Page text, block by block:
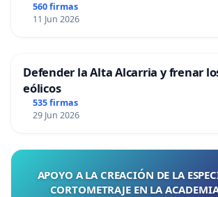
560 firmas
11 Jun 2026
Defender la Alta Alcarria y frenar
eólicos
535 firmas
29 Jun 2026
APOYO A LA CREACIÓN DE LA
CORTOMETRAJE EN LA